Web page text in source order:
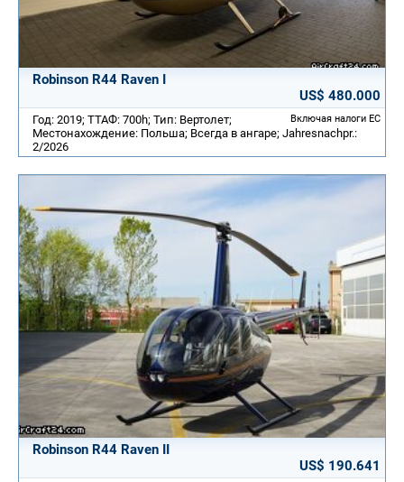
Robinson R44 Raven I
US$ 480.000
Включая налоги ЕС
Год: 2019; ТТАФ: 700h; Тип: Вертолет;
Местонахождение: Польша; Всегда в ангаре; Jahresnachpr.:
2/2026
Robinson R44 Raven II
US$ 190.641